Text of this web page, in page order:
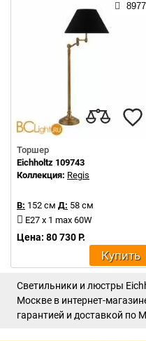
Торшер
Eichholtz 109743
Коллекция: Regis
В: 152 см Д: 58 см
E27 x 1 max 60W
Цена: 80 730 Р.
Купить
Светильники и люстры
Москве в интернет-
гарантией и доставкой по